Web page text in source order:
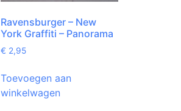
Ravensburger – New
York Graffiti – Panorama
€ 2,95
Toevoegen aan
winkelwagen